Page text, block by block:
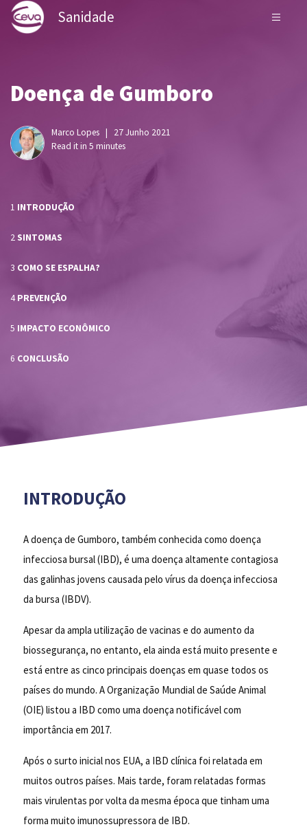
Sanidade
Doença de Gumboro
Marco Lopes | 27 Junho 2021
Read it in 5 minutes
1 INTRODUÇÃO
2 SINTOMAS
3 COMO SE ESPALHA?
4:PREVENÇÃO
5 IMPACTO ECONÔMICO
6 CONCLUSÃO
INTRODUÇÃO
A doença de Gumboro, também conhecida como doença
infecciosa bursal (IBD), é uma doença altamente contagiosa
das galinhas jovens causada pelo vírus da doença infecciosa
da bursa (IBDV).
Apesar da ampla utilização de vacinas e do aumento da
biossegurança, no entanto, ela ainda está muito presente e
está entre as cinco principais doenças em quase todos os
países do mundo. A Organização Mundial de Saúde Animal
(OIE) listou a IBD como uma doença notificável com
importância em 2017.
Após o surto inicial nos EUA, a IBD clínica foi relatada em
muitos outros países. Mais tarde, foram relatadas formas
mais virulentas por volta da mesma época que tinham uma
forma muito imunossupressora de IBD.